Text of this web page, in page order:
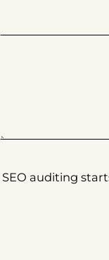
SEO auditing